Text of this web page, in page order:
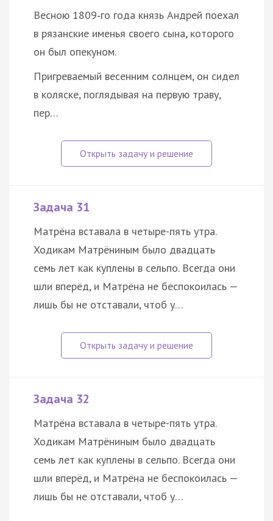
Весною 1809‑го года князь Андрей поехал
в рязанские именья своего сына, которого
он был опекуном.
Пригреваемый весенним солнцем, он сидел
в коляске, поглядывая на первую траву,
пер…
Задача 31
Матрёна вставала в четыре-пять утра.
Ходикам Матрёниным было двадцать
семь лет как куплены в сельпо. Всегда они
шли вперёд, и Матрёна не беспокоилась —
лишь бы не отставали, чтоб у…
Задача 32
Матрёна вставала в четыре-пять утра.
Ходикам Матрёниным было двадцать
семь лет как куплены в сельпо. Всегда они
шли вперёд, и Матрёна не беспокоилась —
лишь бы не отставали, чтоб у…